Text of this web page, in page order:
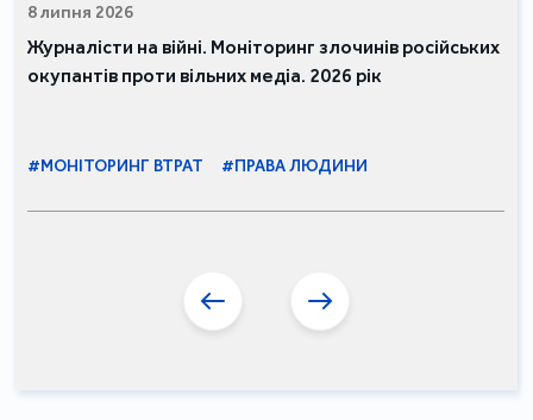
8 липня 2026
Журналісти на війні. Моніторинг злочинів російських
окупантів проти вільних медіа. 2026 рік
#МОНІТОРИНГ ВТРАТ #ПРАВА ЛЮДИНИ